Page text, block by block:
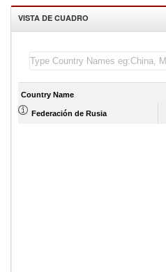
VISTA DE CUADRO
Country Name
Federación de Rusia